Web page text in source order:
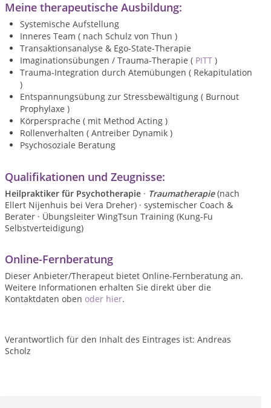
Meine therapeutische Ausbildung:
Systemische Aufstellung
Inneres Team ( nach Schulz von Thun )
Transaktionsanalyse & Ego-State-Therapie
Imaginationsübungen / Trauma-Therapie ( PITT )
Trauma-Integration durch Atemübungen ( Rekapitulation
)
Entspannungsübung zur Stressbewältigung ( Burnout
Prophylaxe )
Körpersprache ( mit Method Acting )
Rollenverhalten ( Antreiber Dynamik )
Psychosoziale Beratung
Qualifikationen und Zeugnisse:
Heilpraktiker für Psychotherapie · Traumatherapie(nach
Ellert Nijenhuis bei Vera Dreher) · systemischer Coach &
Berater · Übungsleiter WingTsun Training (Kung-Fu
Selbstverteidigung)
Online-Fernberatung
Dieser Anbieter/Therapeut bietet Online-Fernberatung an.
Weitere Informationen erhalten Sie direkt über die
Kontaktdaten oben oder hier.
Verantwortlich für den Inhalt des Eintrages ist: Andreas
Scholz